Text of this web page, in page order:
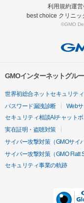
利用規約運営
best choice クリニッ
©GMO
GMOインターネットグル
世界初総合ネットセキュリテ
パスワード漏洩診断
Web
セキュリティ相談AIチャットボ
実在証明・盗聴対策
サイバー攻撃対策（GMOサイ
サイバー攻撃対策（GMO Flatt
セキュリティ事業の軌跡